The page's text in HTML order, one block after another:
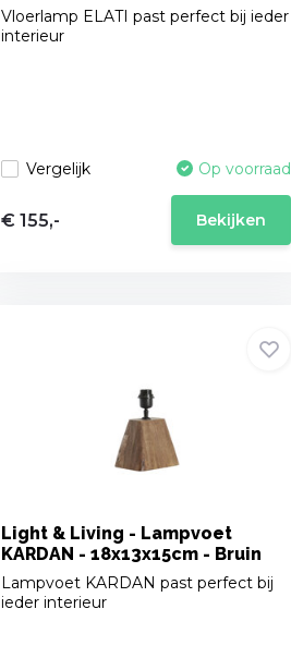
Vloerlamp ELATI past perfect bij ieder
interieur
Vergelijk Op voorraad
€ 155,- Bekijken
Light & Living - Lampvoet
KARDAN - 18x13x15cm - Bruin
Lampvoet KARDAN past perfect bij
ieder interieur